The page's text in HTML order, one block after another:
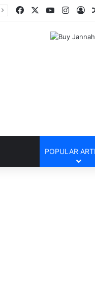
Facebook YouTube
POPULAR